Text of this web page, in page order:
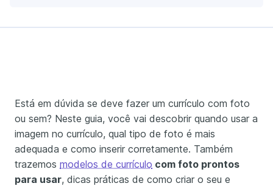
Está em dúvida se deve fazer um currículo com foto
ou sem? Neste guia, você vai descobrir quando usar a
imagem no currículo, qual tipo de foto é mais
adequada e como inserir corretamente. Também
trazemos modelos de currículo com foto prontos
para usar, dicas práticas de como criar o seu e